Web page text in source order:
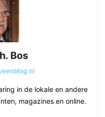
Bos
in de lokale en andere
magazines en online.